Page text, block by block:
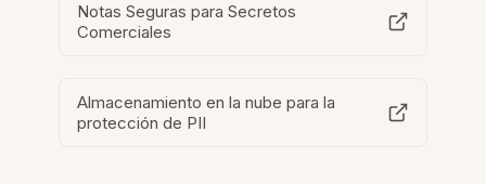
Notas Seguras para Secretos
Comerciales
Almacenamiento en la nube para la
protección de PII